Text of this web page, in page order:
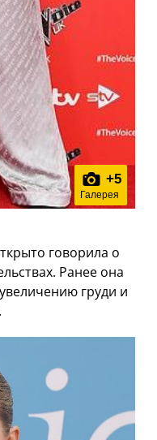
+5
Галерея
говорила о
Ранее она
груди и